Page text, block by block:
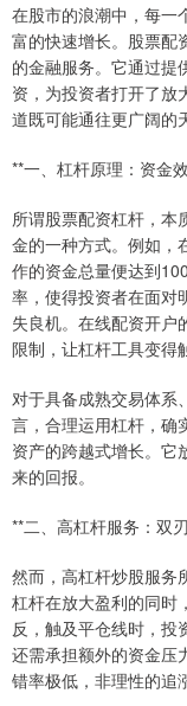
在股市的浪潮中，每一
富的快速增长。股票配
的金融服务。它通过提
资，为投资者打开了放
道既可能通往更广阔的
**一、杠杆原理：资金
所谓股票配资杠杆，本
金的一种方式。例如，
作的资金总量便达到
率，使得投资者在面对
失良机。在线配资开户
限制，让杠杆工具变得
对于具备成熟交易体系
言，合理运用杠杆，确
资产的跨越式增长。它
来的回报。
**二、高杠杆服务：双
然而，高杠杆炒股服务
杠杆在放大盈利的同时
反，触及平仓线时，投
还需承担额外的资金压
错率极低，非理性的追